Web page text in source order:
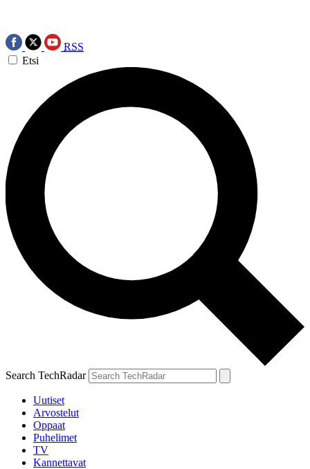
RSS
Etsi
Search TechRadar
Uutiset
Arvostelut
Oppaat
Puhelimet
TV
Kannettavat